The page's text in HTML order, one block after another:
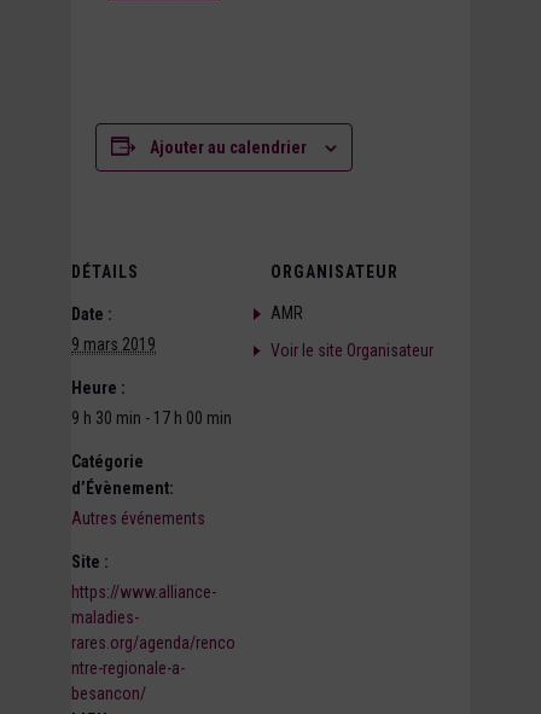
Ajouter au calendrier
DÉTAILS
Date :
9 mars 2019
Heure :
9 h 30 min - 17 h 00 min
Catégorie
d’Évènement:
Autres événements
Site :
https://www.alliance-
maladies-
rares.org/agenda/renco
ntre-regionale-a-
besancon/
ORGANISATEUR
AMR
Voir le site Organisateur